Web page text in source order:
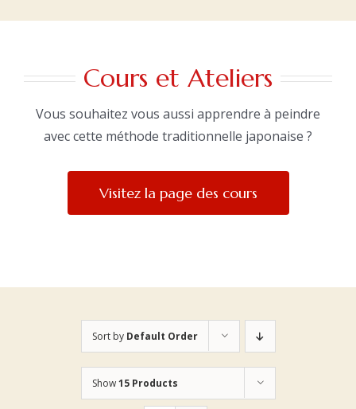
Cours et Ateliers
Vous souhaitez vous aussi apprendre à peindre
avec cette méthode traditionnelle japonaise ?
Visitez la page des cours
Sort by Default Order
Show15 Products